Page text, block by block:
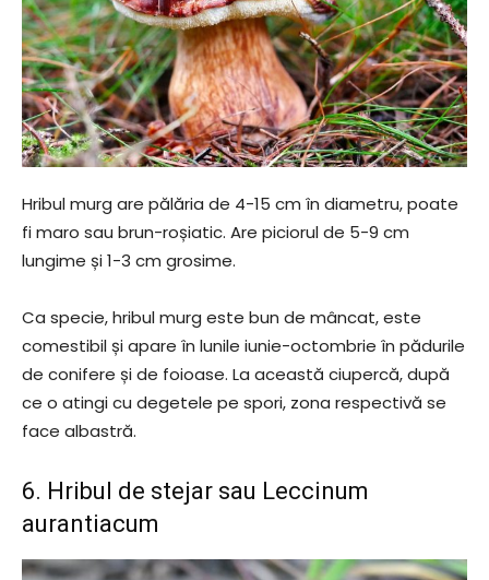
Hribul murg are pălăria de 4-15 cm în diametru, poate
fi maro sau brun-roșiatic. Are piciorul de 5-9 cm
lungime și 1-3 cm grosime.
Ca specie, hribul murg este bun de mâncat, este
comestibil și apare în lunile iunie-octombrie în pădurile
de conifere și de foioase. La această ciupercă, după
ce o atingi cu degetele pe spori, zona respectivă se
face albastră.
6. Hribul de stejar sau Leccinum
aurantiacum